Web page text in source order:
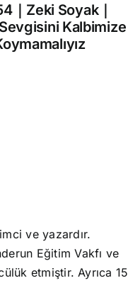
｜Zeki Soyak｜
Kalbimize
ve yazardır.
Eğitim Vakfı ve
etmiştir. Ayrıca 15